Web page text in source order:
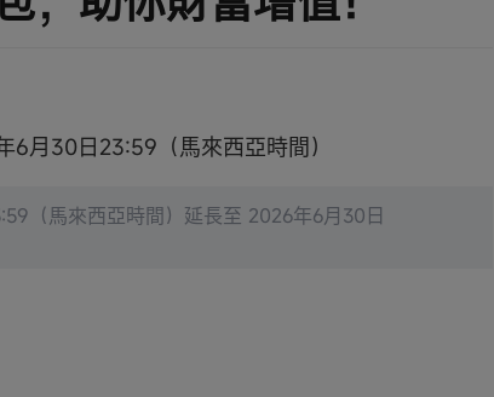
月30日23:59（馬來西亞時間）
（馬來西亞時間）延長至 2026年6月30日